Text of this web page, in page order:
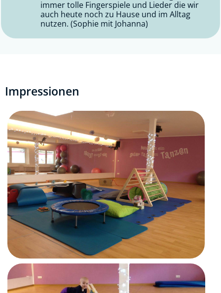
immer tolle Fingerspiele und Lieder die wir
auch heute noch zu Hause und im Alltag
nutzen. (Sophie mit Johanna)
Impressionen